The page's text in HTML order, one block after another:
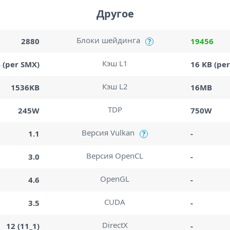
Другое
2880 Блоки шейдинга ? 19456
(per SMX) Кэш L1 16 KB
1536KB Кэш L2 16MB
245W TDP 750W
1.1 Версия Vulkan ? -
3.0 Версия OpenCL -
4.6 OpenGL -
3.5 CUDA -
12 (11_1) DirectX -